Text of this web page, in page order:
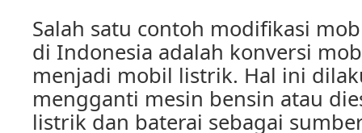
Salah satu contoh modifikasi
di Indonesia adalah konversi
menjadi mobil listrik. Hal ini
mengganti mesin bensin atau
listrik dan baterai sebagai